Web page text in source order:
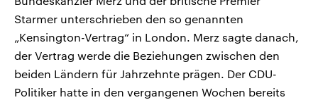
Starmer unterschrieben den so genannten
„Kensington-Vertrag“ in London. Merz sagte danach,
der Vertrag werde die Beziehungen zwischen den
beiden Ländern für Jahrzehnte prägen. Der CDU-
Politiker hatte in den vergangenen Wochen bereits